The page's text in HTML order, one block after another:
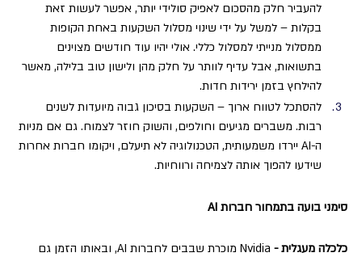
להעביר חלק מהסכום לאפיק סולידי יותר, אפשר לעשות זאת
בקלות – למשל על ידי שינוי מסלול השקעות באחת הקופות
ממסלול מנייתי למסלול כללי. אולי יהיו עוד חודשים מצוינים
בתשואות, אבל עדיף לוותר על חלק מהן ולישון טוב בלילה, מאשר
להילחץ בזמן ירידות חדות.
להסתכל לטווח ארוך – השקעות בסיכון גבוה מיועדות לשנים
רבות. משברים מגיעים וחולפים, והשוק חוזר לצמוח. גם אם מניות
ה-AI יירדו משמעותית, הטכנולוגיה לא תיעלם, ויקומו חברות אחרות
שידעו להפוך אותה לצמיחה ורווחיות.
סימני בועה בתמחור חברות AI
כלכלה מעגלית -
Nvidia מוכרת שבבים לחברות AI, ובאותו הזמן גם